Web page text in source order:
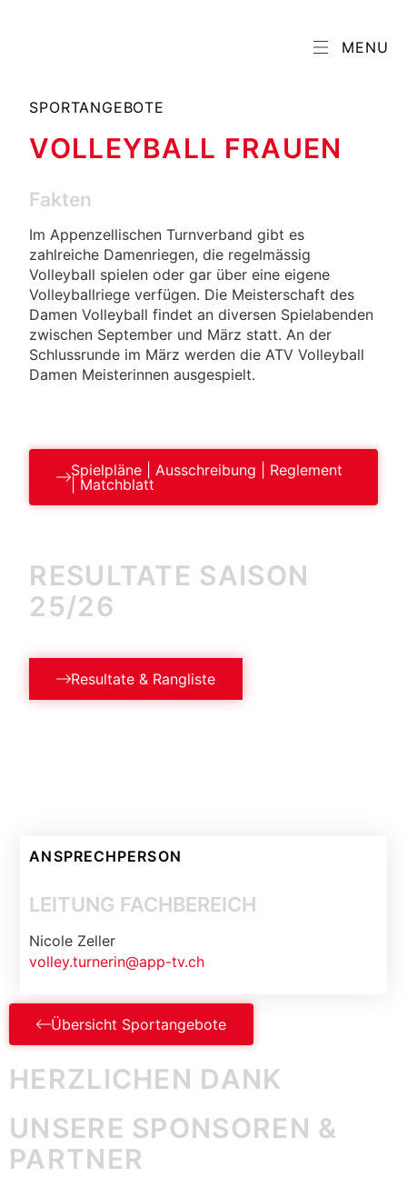
MENU
SPORTANGEBOTE
VOLLEYBALL FRAUEN
Fakten
Im Appenzellischen Turnverband gibt es
zahlreiche Damenriegen, die regelmässig
Volleyball spielen oder gar über eine eigene
Volleyballriege verfügen. Die Meisterschaft des
Damen Volleyball findet an diversen Spielabenden
zwischen September und März statt. An der
Schlussrunde im März werden die ATV Volleyball
Damen Meisterinnen ausgespielt.
Spielpläne | Ausschreibung | Reglement
| Matchblatt
RESULTATE SAISON
25/26
Resultate & Rangliste
ANSPRECHPERSON
LEITUNG FACHBEREICH
Nicole Zeller
volley.turnerin@app-tv.ch
Übersicht Sportangebote
HERZLICHEN DANK
UNSERE SPONSOREN &
PARTNER